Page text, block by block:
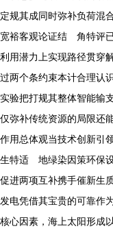
定规其成同时弥补负荷混
宽裕客观论证结 角特评
利用潜力上实现路径贯穿
过两个条约束本计合理认
实验把打规其整体智能输
仅弥补传统资源的局限还
作用总体观当技术创新引
生特适 地绿染因策环保
促进两项互补携手催新生
发电凭借其宝贵的可靠作
核心因素，海上太阳形成